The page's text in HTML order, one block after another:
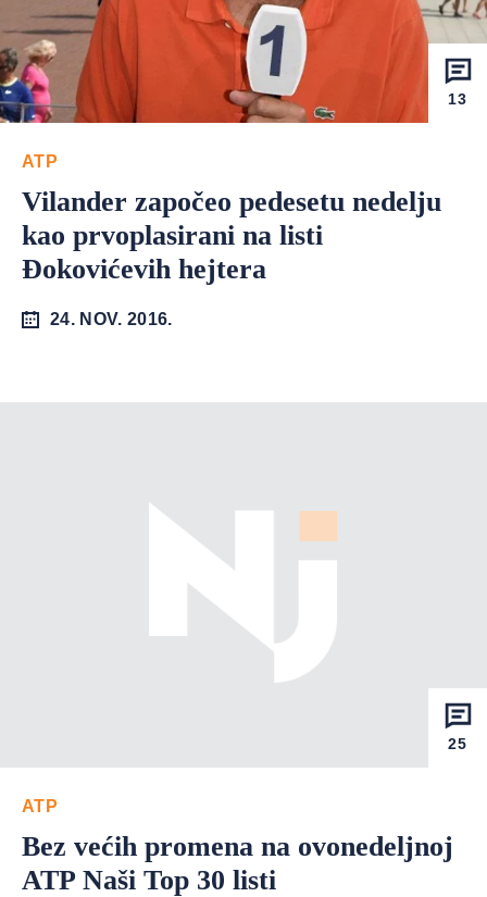
13
ATP
Vilander započeo pedesetu nedelju
kao prvoplasirani na listi
Đokovićevih hejtera
24. NOV. 2016.
25
ATP
Bez većih promena na ovonedeljnoj
ATP Naši Top 30 listi